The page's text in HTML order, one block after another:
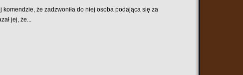
że zadzwoniła do niej osoba podająca się za
jej, że...